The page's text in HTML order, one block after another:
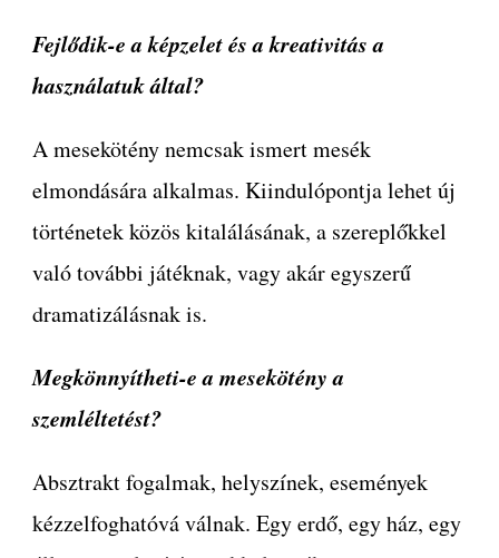
Fejlődik-e a képzelet és a kreativitás a
használatuk által?
A mesekötény nemcsak ismert mesék
elmondására alkalmas. Kiindulópontja lehet új
történetek közös kitalálásának, a szereplőkkel
való további játéknak, vagy akár egyszerű
dramatizálásnak is.
Megkönnyítheti-e a mesekötény a
szemléltetést?
Absztrakt fogalmak, helyszínek, események
kézzelfoghatóvá válnak. Egy erdő, egy ház, egy